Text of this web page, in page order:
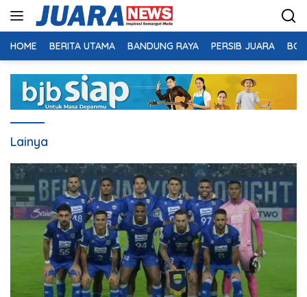
HOME BERITA UTAMA BANDUNG RAYA PERSIB JUARA
Lainya